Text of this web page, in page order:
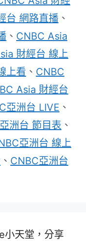
台 網路直播 、
、 CNBC Asia
財經台 線上
上看 、 CNBC
Asia 財經台
亞洲台 LIVE 、
洲台 節目表 、
亞洲台 線上
、 CNBC亞洲台
小天堂，分享